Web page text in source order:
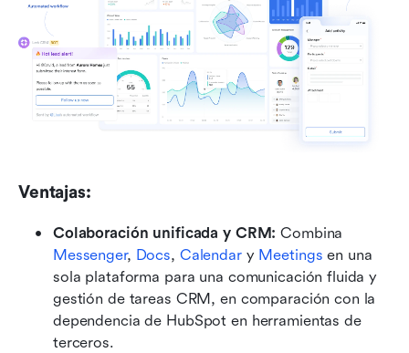
Ventajas:
Colaboración unificada y CRM:
Messenger, Docs, Calendar y Meetings en una
sola plataforma para una comunicación fluida y
gestión de tareas CRM, en comparación con la
dependencia de HubSpot en herramientas de
terceros.